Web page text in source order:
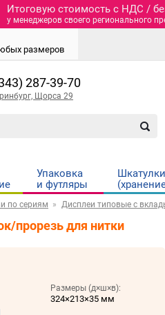
Итоговую стоимость c НДС /
у менеджеров своего регионального
размеров
287-39-70
Щорса 29
Упаковка
и футляры
Шкатулки
по сериям Дисплеи типовые c
прорезь для нитки
Размеры (д×ш×в):
324×213×35 мм